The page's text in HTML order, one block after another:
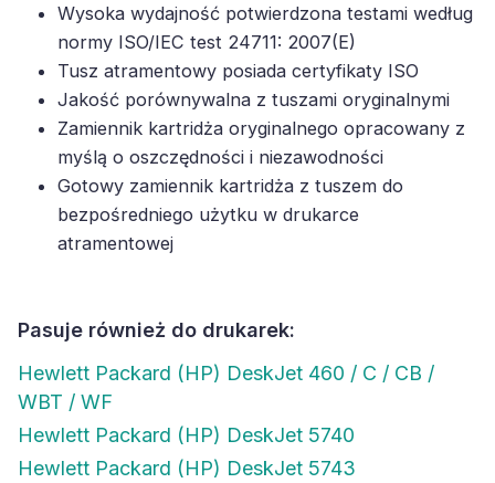
Wysoka wydajność potwierdzona testami według
normy ISO/IEC test 24711: 2007(E)
Tusz atramentowy posiada certyfikaty ISO
Jakość porównywalna z tuszami oryginalnymi
Zamiennik kartridża oryginalnego opracowany z
myślą o oszczędności i niezawodności
Gotowy zamiennik kartridża z tuszem do
bezpośredniego użytku w drukarce
atramentowej
Pasuje również do drukarek:
Hewlett Packard (HP) DeskJet 460 / C / CB /
WBT / WF
Hewlett Packard (HP) DeskJet 5740
Hewlett Packard (HP) DeskJet 5743